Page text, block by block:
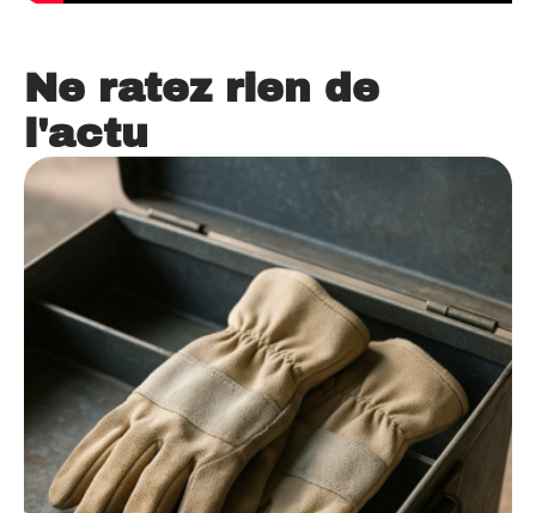
Ne ratez rien de
l'actu